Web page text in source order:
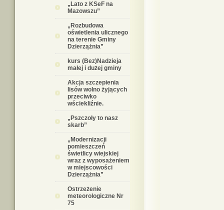
„Lato z KSeF na
Mazowszu”
„Rozbudowa
oświetlenia ulicznego
na terenie Gminy
Dzierzążnia”
kurs (Bez)Nadzieja
małej i dużej gminy
Akcja szczepienia
lisów wolno żyjących
przeciwko
wściekliźnie.
„Pszczoły to nasz
skarb”
„Modernizacji
pomieszczeń
świetlicy wiejskiej
wraz z wyposażeniem
w miejscowości
Dzierzążnia”
Ostrzeżenie
meteorologiczne Nr
75